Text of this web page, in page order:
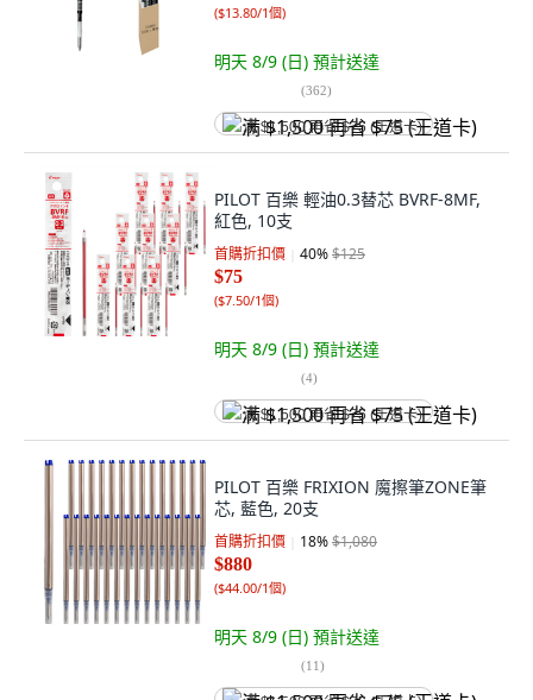
($13.80/1個)
明天 8/9 (日) 預計送達
(362)
满 $1,500 再省 $75 (王道卡)
PILOT 百樂 輕油0.3替芯 BVRF-8MF,
紅色, 10支
首購折扣價 40%$125
$75
($7.50/1個)
明天 8/9 (日) 預計送達
(4)
满 $1,500 再省 $75 (王道卡)
PILOT 百樂 FRIXION 魔擦筆ZONE筆
芯, 藍色, 20支
首購折扣價 18%$1,080
$880
($44.00/1個)
明天 8/9 (日) 預計送達
(11)